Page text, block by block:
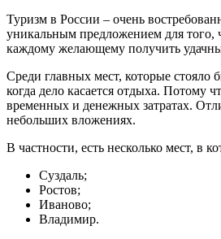
Туризм в России – очень
уникальным предложением для того,
каждому желающему получить
Среди главных мест, которые стояло
когда дело касается отдыха. Потому
временных и денежных затратах.
небольших вложениях.
В частности, есть несколько мест, в
Суздаль;
Ростов;
Иваново;
Владимир.